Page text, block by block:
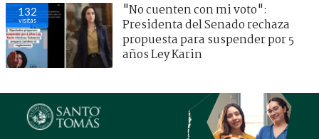
132
visitas
"No cuenten con mi voto":
Presidenta del Senado rechaza
propuesta para suspender por 5
años Ley Karin